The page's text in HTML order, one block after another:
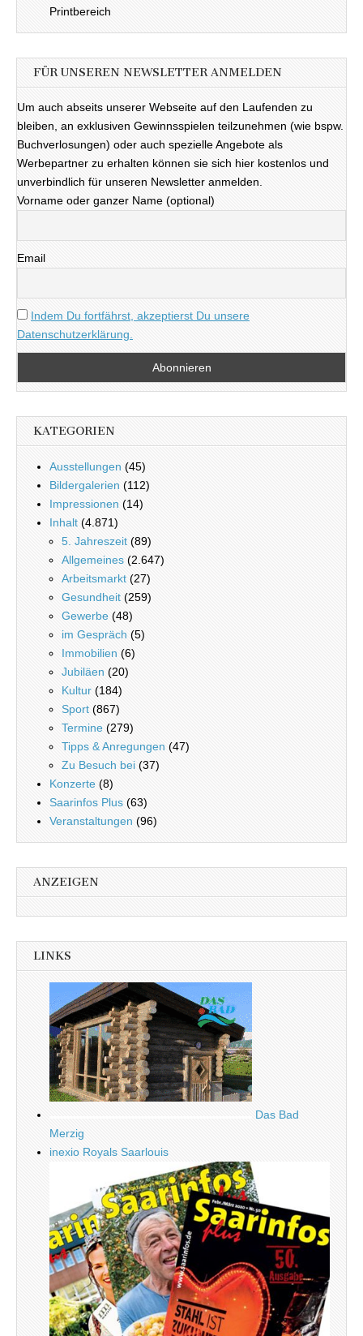
Printbereich
FÜR UNSEREN NEWSLETTER ANMELDEN
Um auch abseits unserer Webseite auf den Laufenden zu
bleiben, an exklusiven Gewinnsspielen teilzunehmen (wie bspw.
Buchverlosungen) oder auch spezielle Angebote als
Werbepartner zu erhalten können sie sich hier kostenlos und
unverbindlich für unseren Newsletter anmelden.
Vorname oder ganzer Name (optional)
Email
Indem Du fortfährst, akzeptierst Du unsere
Datenschutzerklärung.
KATEGORIEN
Ausstellungen (45)
Bildergalerien (112)
Impressionen (14)
Inhalt (4.871)
5. Jahreszeit (89)
Allgemeines (2.647)
Arbeitsmarkt (27)
Gesundheit (259)
Gewerbe (48)
im Gespräch (5)
Immobilien (6)
Jubiläen (20)
Kultur (184)
Sport (867)
Termine (279)
Tipps & Anregungen (47)
Zu Besuch bei (37)
Konzerte (8)
Saarinfos Plus (63)
Veranstaltungen (96)
ANZEIGEN
LINKS
Das Bad
Merzig
inexio Royals Saarlouis